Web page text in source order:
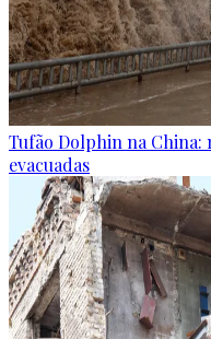
Tufão Dolphin na China:
evacuadas